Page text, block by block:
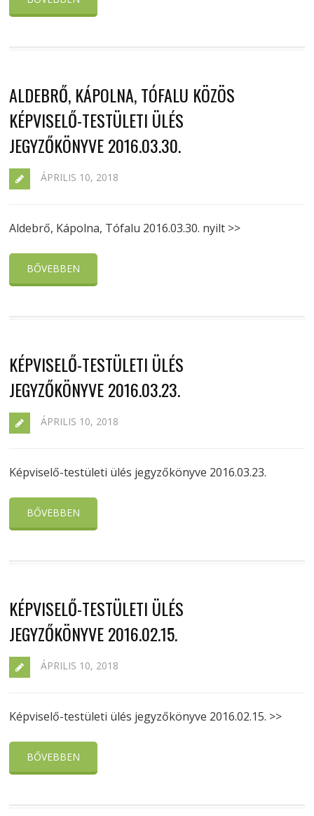
ALDEBRŐ, KÁPOLNA, TÓFALU KÖZÖS
KÉPVISELŐ-TESTÜLETI ÜLÉS
JEGYZŐKÖNYVE 2016.03.30.
ÁPRILIS 10, 2018
Aldebrő, Kápolna, Tófalu 2016.03.30. nyilt >>
BŐVEBBEN
KÉPVISELŐ-TESTÜLETI ÜLÉS
JEGYZŐKÖNYVE 2016.03.23.
ÁPRILIS 10, 2018
Képviselő-testületi ülés jegyzőkönyve 2016.03.23.
BŐVEBBEN
KÉPVISELŐ-TESTÜLETI ÜLÉS
JEGYZŐKÖNYVE 2016.02.15.
ÁPRILIS 10, 2018
Képviselő-testületi ülés jegyzőkönyve 2016.02.15. >>
BŐVEBBEN